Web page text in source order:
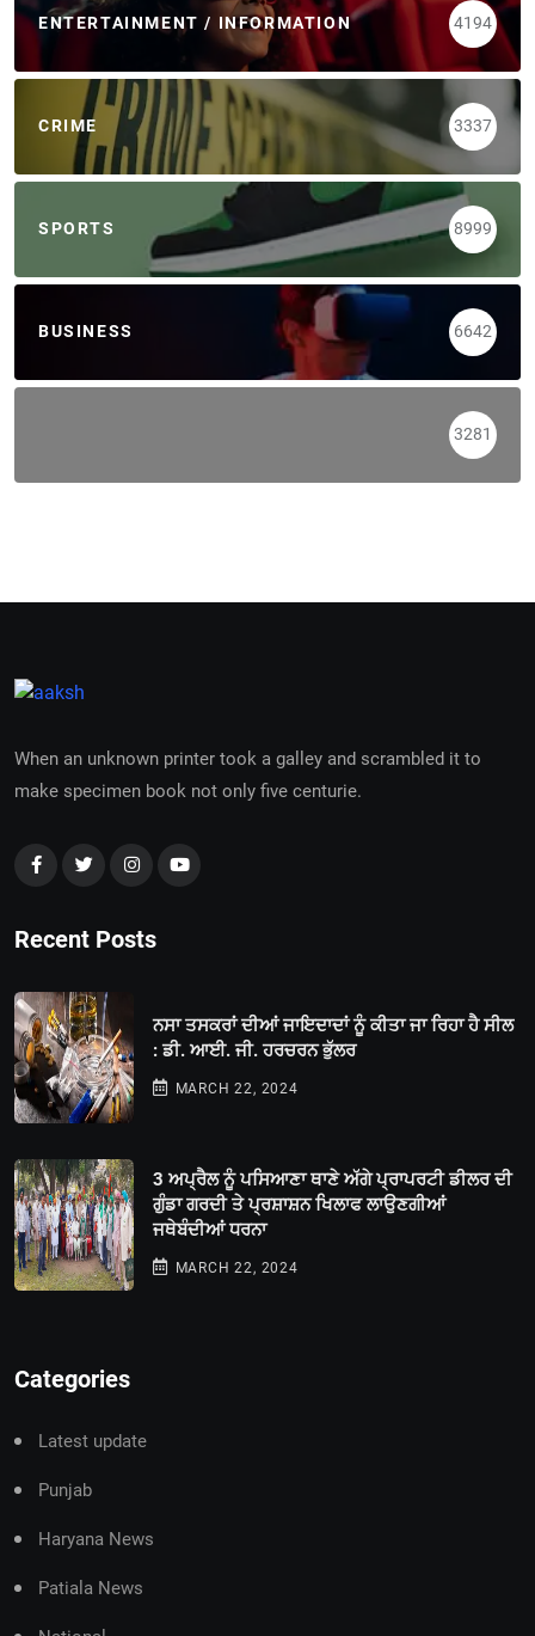
ENTERTAINMENT / INFORMATION 4194
CRIME 3337
SPORTS 8999
BUSINESS 6642
3281
When an unknown printer took a galley and scrambled it to
make specimen book not only five centurie.
Recent Posts
ਨਸਾ ਤਸਕਰਾਂ ਦੀਆਂ ਜਾਇਦਾਦਾਂ ਨੂੰ ਕੀਤਾ ਜਾ ਰਿਹਾ ਹੈ ਸੀਲ
: ਡੀ. ਆਈ. ਜੀ. ਹਰਚਰਨ ਭੁੱਲਰ
MARCH 22, 2024
3 ਅਪ੍ਰੈਲ ਨੂੰ ਪਸਿਆਣਾ ਥਾਣੇ ਅੱਗੇ ਪ੍ਰਾਪਰਟੀ ਡੀਲਰ ਦੀ
ਗੁੰਡਾ ਗਰਦੀ ਤੇ ਪ੍ਰਸ਼ਾਸ਼ਨ ਖਿਲਾਫ ਲਾਉਣਗੀਆਂ
ਜਥੇਬੰਦੀਆਂ ਧਰਨਾ
MARCH 22, 2024
Categories
Latest update
Punjab
Haryana News
Patiala News